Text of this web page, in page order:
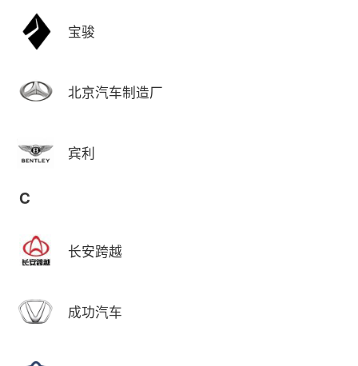
宝骏
北京汽车制造厂
宾利
C
长安跨越
成功汽车